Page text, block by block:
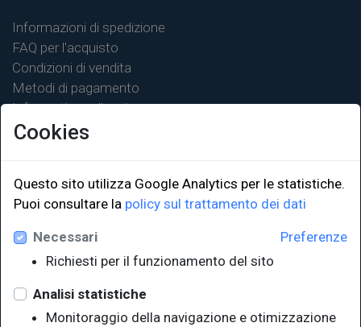
Informazioni di spedizione
FAQ per l'acquisto
Condizioni di vendita
Metodi di pagamento
Informativa sulla privacy
LINK ISTITUZIONALI
Università degli Studi di Trieste
Sistema Bibliotecario di Ateneo
EUT in cifre
Cookies
Questo sito utilizza Google Analytics per le statistiche.
Puoi consultare la policy sul trattamento dei dati
Preferenze
Necessari
Richiesti per il funzionamento del sito
Analisi statistiche
Monitoraggio della navigazione e otimizzazione